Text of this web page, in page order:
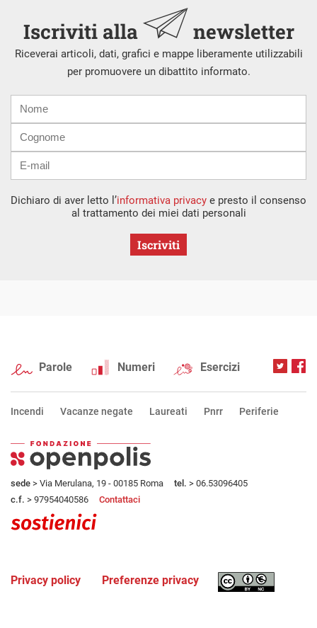
Iscriviti alla newsletter
Riceverai articoli, dati, grafici e mappe liberamente utilizzabili
per promuovere un dibattito informato.
mail
Dichiaro di aver letto l’informativa privacy e presto il consenso
al trattamento dei miei dati personali
Iscriviti
Parole Numeri Esercizi
Incendi Vacanze negate Laureati Pnrr Periferie
sede > Via Merulana, 19 - 00185 Roma tel. > 06.53096405
c.f. > 97954040586 Contattaci
Privacy policy Preferenze privacy